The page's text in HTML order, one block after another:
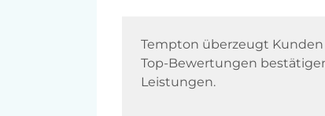
Tempton überzeugt
Top-Bewertungen
Leistungen.